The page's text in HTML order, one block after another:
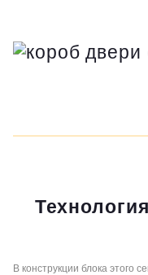
В конструкции блока этого